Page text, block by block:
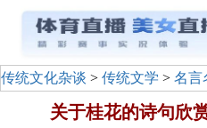
传统文化杂谈 > 传统文学 > 名言
关于桂花的诗句欣